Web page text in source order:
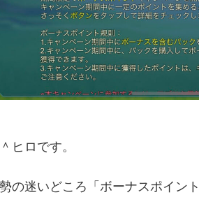
ヒロです。
の迷いどころ「ボーナスポイン